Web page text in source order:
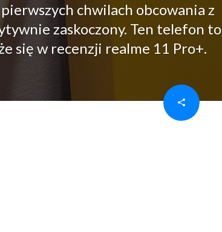
chwilach obcowania z
zaskoczony. Ten telefon to
się w recenzji realme 11 Pro+.